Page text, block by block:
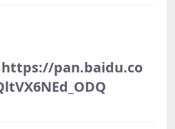
pan.baidu.co